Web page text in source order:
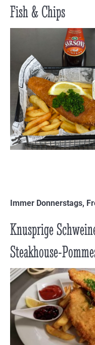
Fish & Chips
Immer Donnerstags,
Knusprige
Steakhouse-